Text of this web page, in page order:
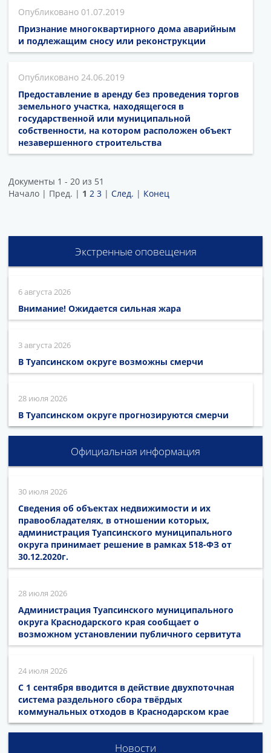
01.07.2019
Признание многоквартирного дома аварийным
и подлежащим сносу или реконструкции
24.06.2019
Предоставление в аренду без проведения торгов
земельного участка, находящегося в
государственной или муниципальной
собственности, на котором расположен объект
незавершенного строительства
Документы 1 - 20 из 51
Начало | Пред. | 1 2 3 | След. | Конец
Экстренные оповещения
6 августа 2026
Внимание! Ожидается сильная жара
3 августа 2026
В Туапсинском округе возможны смерчи
28 июля 2026
В Туапсинском округе прогнозируются смерчи
Официальная информация
30 июля 2026
Сведения об объектах недвижимости и их
правообладателях, в отношении которых,
администрация Туапсинского муниципального
округа принимает решение в рамках 518-ФЗ от
30.12.2020г.
28 июля 2026
Администрация Туапсинского муниципального
округа Краснодарского края сообщает о
возможном установлении публичного сервитута
24 июля 2026
С 1 сентября вводится в действие двухпоточная
система раздельного сбора твёрдых
коммунальных отходов в Краснодарском крае
Новости